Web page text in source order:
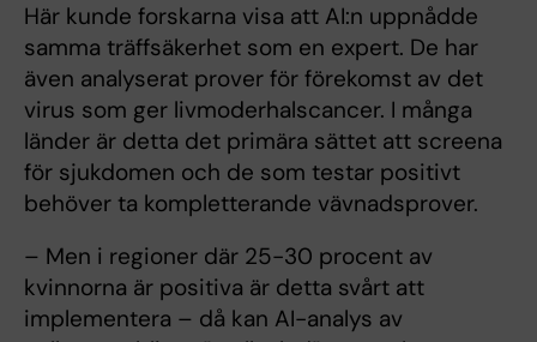
Här kunde forskarna visa att AI:n uppnådde
samma träffsäkerhet som en expert. De har
även analyserat prover för förekomst av det
virus som ger livmoderhalscancer. I många
länder är detta det primära sättet att screena
för sjukdomen och de som testar positivt
behöver ta kompletterande vävnadsprover.
– Men i regioner där 25-30 procent av
kvinnorna är positiva är detta svårt att
implementera – då kan AI-analys av